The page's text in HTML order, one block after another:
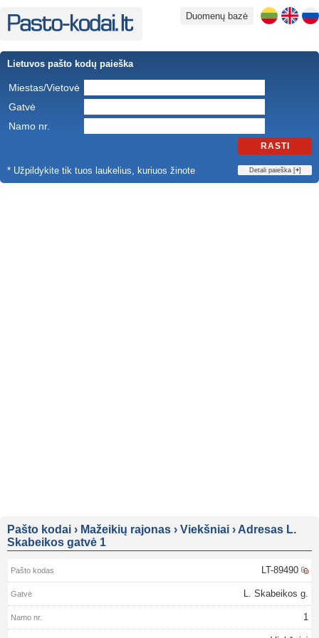
Duomenų bazė
Lietuvos pašto kodų paieška
Miestas/Vietovė
Gatvė
Namo nr.
RASTI
* Užpildykite tik tuos laukelius, kuriuos žinote Detali paieška [+]
Pašto kodai › Mažeikių rajonas › Viekšniai › Adresas L.
Skabeikos gatvė 1
LT-89490
L. Skabeikos g.
1